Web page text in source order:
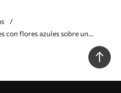
con flores azules sobre un